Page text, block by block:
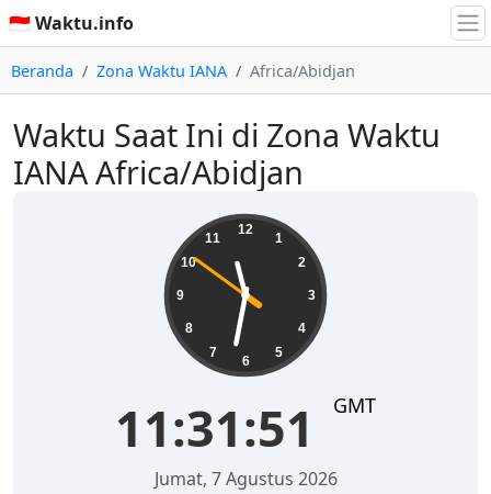
🇮🇩 Waktu.info
Beranda Zona Waktu IANA Africa/Abidjan
Waktu Saat Ini di Zona Waktu
IANA Africa/Abidjan
12
1
2
3
4
5
6
7
8
9
10
11
11:31:52 GMT
Jumat, 7 Agustus 2026